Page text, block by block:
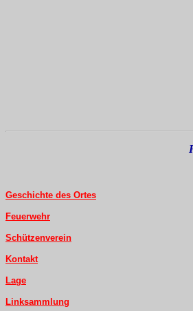
Geschichte des Ortes
Feuerwehr
Schützenverein
Kontakt
Lage
Linksammlung